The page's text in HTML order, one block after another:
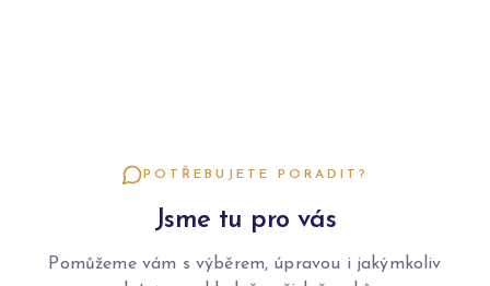
POTŘEBUJETE PORADIT?
Jsme tu pro vás
Pomůžeme vám s výběrem, úpravou i jakýmkoliv